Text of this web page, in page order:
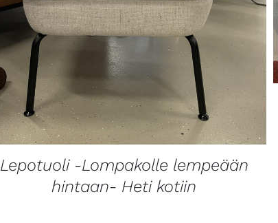
Lepotuoli -Lompakolle lempeään
hintaan- Heti kotiin